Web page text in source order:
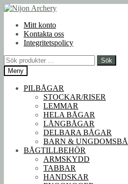
Hoppa
navigering
Hoppa
innehållMitt konto
Kontakta oss
Integritetspolicy
Sök
efter:
Sök
Meny
PILBÅGAR
STOCKAR/RISER
LEMMAR
HELA BÅGAR
LÅNGBÅGAR
DELBARA BÅGAR
BARN &
BÅGTILLBEHÖR
ARMSKYDD
TABBAR
HANDSKAR